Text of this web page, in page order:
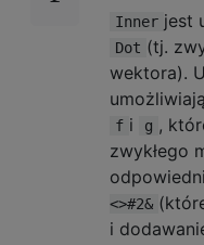
Inner jest
Dot (tj.
wektora).
f i g ,
zwykłego
<>#2&
i